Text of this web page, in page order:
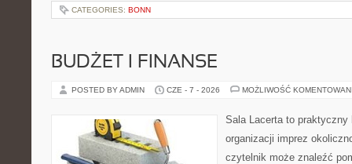
CATEGORIES: BONN
BUDŻET I FINANSE
POSTED BY ADMIN CZE - 7 - 2026 MOŻLIWOŚĆ
Sala Lacerta to praktyczny
organizacji imprez
czytelnik może znaleźć